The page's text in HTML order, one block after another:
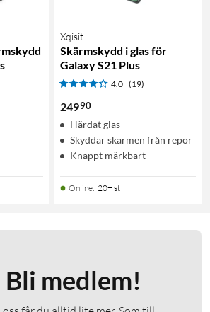
Xqisit
Skärmskydd i glas för
Galaxy S21 Plus
4.0 (19)
24990
Härdat glas
Skyddar skärmen från repor
Knappt märkbart
Online: 20+ st
Bli medlem!